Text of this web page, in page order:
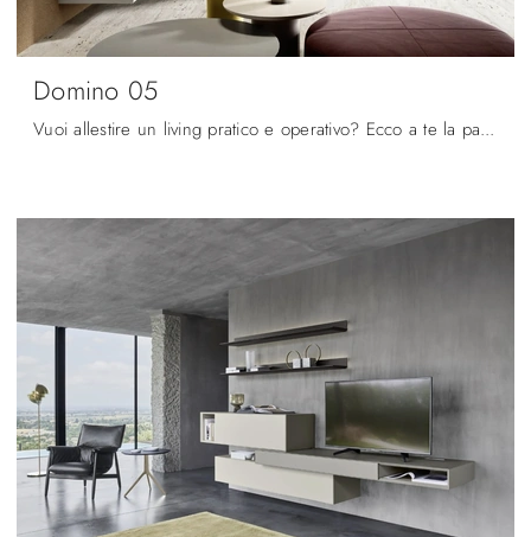
Domino 05
Vuoi allestire un living pratico e operativo? Ecco a te la parete attrezzata Domino 05 Sangiacomo dalle forme decise moderne.